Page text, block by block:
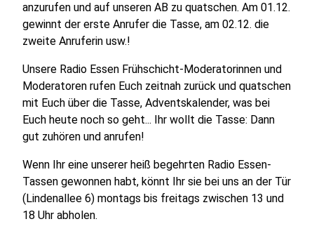
anzurufen und auf unseren AB zu quatschen. Am 01.12.
gewinnt der erste Anrufer die Tasse, am 02.12. die
zweite Anruferin usw.!
Unsere Radio Essen Frühschicht-Moderatorinnen und
Moderatoren rufen Euch zeitnah zurück und quatschen
mit Euch über die Tasse, Adventskalender, was bei
Euch heute noch so geht... Ihr wollt die Tasse: Dann
gut zuhören und anrufen!
Wenn Ihr eine unserer heiß begehrten Radio Essen-
Tassen gewonnen habt, könnt Ihr sie bei uns an der Tür
(Lindenallee 6) montags bis freitags zwischen 13 und
18 Uhr abholen.